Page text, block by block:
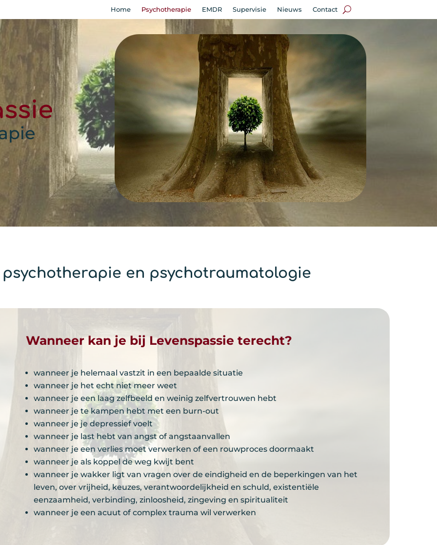
Home Psychotherapie EMDR Supervisie Nieuws Contact
en psychotraumatologie
Wanneer kan je bij Levenspassie terecht?
wanneer je helemaal vastzit in een bepaalde situatie
wanneer je het echt niet meer weet
wanneer je een laag zelfbeeld en weinig zelfvertrouwen hebt
wanneer je te kampen hebt met een burn-out
wanneer je je depressief voelt
wanneer je last hebt van angst of angstaanvallen
wanneer je een verlies moet verwerken of een rouwproces doormaakt
wanneer je als koppel de weg kwijt bent
wanneer je wakker ligt van vragen over de eindigheid en de beperkingen van het
leven, over vrijheid, keuzes, verantwoordelijkheid en schuld, existentiële
eenzaamheid, verbinding, zinloosheid, zingeving en spiritualiteit
wanneer je een acuut of complex trauma wil verwerken